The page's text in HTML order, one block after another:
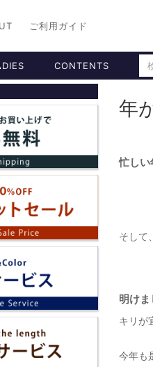
ご利用ガイド
CONTENTS
年
忙しい
そして
明け
キリが
今年も